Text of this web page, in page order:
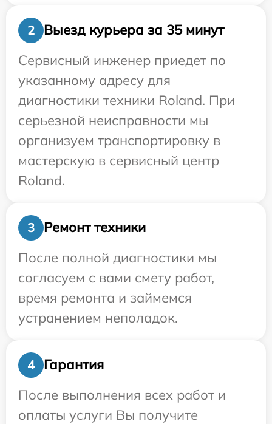
2
Выезд курьера за 35 минут
Сервисный инженер приедет по
указанному адресу для
диагностики техники Roland. При
серьезной неисправности мы
организуем транспортировку в
мастерскую в сервисный центр
Roland.
3
Ремонт техники
После полной диагностики мы
согласуем с вами смету работ,
время ремонта и займемся
устранением неполадок.
4
Гарантия
После выполнения всех работ и
оплаты услуги Вы получите